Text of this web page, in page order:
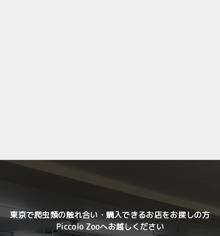
東京で爬虫類の触れ合い・購入できるお店をお探しの方
Piccolo Zooへお越しください